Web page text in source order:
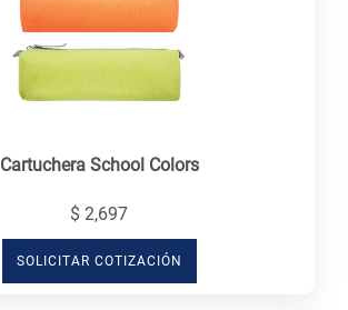
Cartuchera School Colors
$ 2,697
SOLICITAR COTIZACIÓN